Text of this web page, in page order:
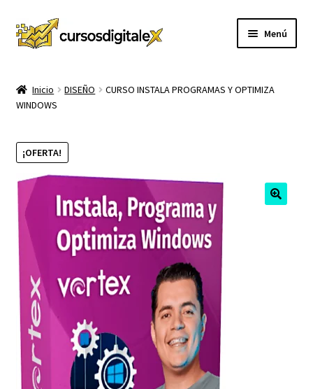
Ir
a
Ir
al
Menú
TIENDA
CURSOS
hijo
MEMBRESIA
MI CUENTA
CARRITO
CONTACTO
Inicio DISEÑO
CURSO INSTALA PROGRAMAS Y OPTIMIZA
WINDOWS
¡OFERTA!